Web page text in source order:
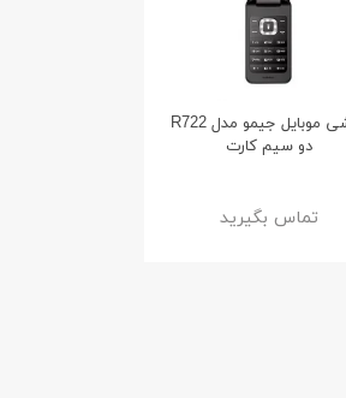
گوشی موبایل جیمو مدل R722
دو سیم کارت
تماس بگیرید